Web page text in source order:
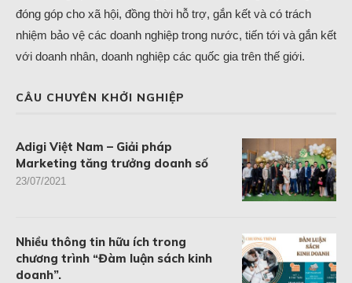
đóng góp cho xã hội, đồng thời hỗ trợ, gắn kết và có trách
nhiệm bảo vệ các doanh nghiệp trong nước, tiến tới và gắn kết
với doanh nhân, doanh nghiệp các quốc gia trên thế giới.
CÂU CHUYÊN KHỞI NGHIỆP
Adigi Việt Nam – Giải pháp
Marketing tăng trưởng doanh số
23/07/2021
Nhiều thông tin hữu ích trong
chương trình “Đàm luận sách kinh
doanh”.